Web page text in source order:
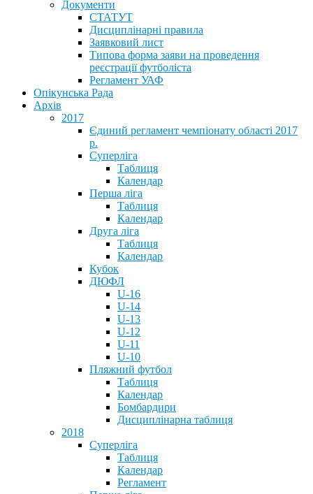
Документи
СТАТУТ
Дисциплінарні правила
Заявковий лист
Типова форма заяви на проведення
реєстрації футболіста
Регламент УАФ
Опікунська Рада
Архів
2017
Єдиний регламент чемпіонату області 2017
р.
Суперліга
Таблиця
Календар
Перша ліга
Таблиця
Календар
Друга ліга
Таблиця
Календар
Кубок
ДЮФЛ
U-16
U-14
U-13
U-12
U-11
U-10
Пляжний футбол
Таблиця
Календар
Бомбардири
Дисциплінарна таблиця
2018
Суперліга
Таблиця
Календар
Регламент